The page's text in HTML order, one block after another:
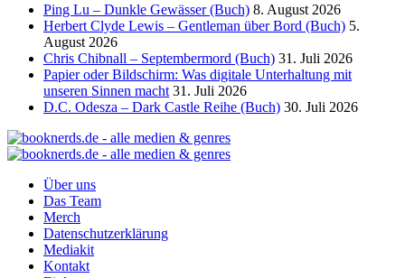
Ping Lu – Dunkle Gewässer (Buch) 8. August 2026
Herbert Clyde Lewis – Gentleman über Bord (Buch) 5.
August 2026
Chris Chibnall – Septembermord (Buch) 31. Juli 2026
Papier oder Bildschirm: Was digitale Unterhaltung mit
unseren Sinnen macht 31. Juli 2026
D.C. Odesza – Dark Castle Reihe (Buch) 30. Juli 2026
Über uns
Das Team
Merch
Datenschutzerklärung
Mediakit
Kontakt